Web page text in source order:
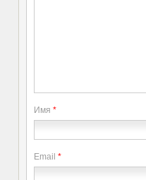
Имя *
Email *